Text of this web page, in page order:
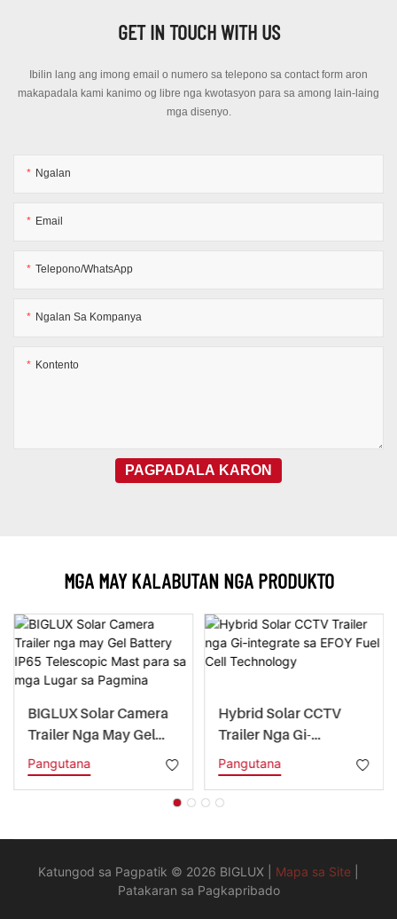
GET IN TOUCH WITH US
Ibilin lang ang imong email o numero sa telepono sa contact form aron
makapadala kami kanimo og libre nga kwotasyon para sa among lain-laing
mga disenyo.
Ngalan
Email
Telepono/WhatsApp
Ngalan Sa Kompanya
Kontento
PAGPADALA KARON
MGA MAY KALABUTAN NGA PRODUKTO
BIGLUX Solar Camera
Trailer Nga May Gel
Battery IP65
Telescopic Mast Para
Pangutana
Hybrid Solar CCTV
Trailer Nga Gi-
Integrate Sa EFOY Fuel
Cell Technology
Pangutana
Katungod sa Pagpatik © 2026 BIGLUX | Mapa sa Site
Patakaran sa Pagkapribado